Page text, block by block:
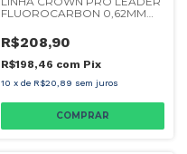
FLUOROCARBON 0,62MM
R$208,90
R$198,46 com Pix
10 x de R$20,89 sem juros